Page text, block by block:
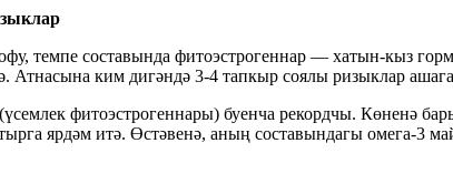
темпе составында фитоэстрогеннар — хатын-кыз
Атнасына ким дигәндә 3-4 тапкыр соялы ризыклар
фитоэстрогеннары) буенча рекордчы. Көненә
ярдәм итә. Өстәвенә, аның составындагы омега-3